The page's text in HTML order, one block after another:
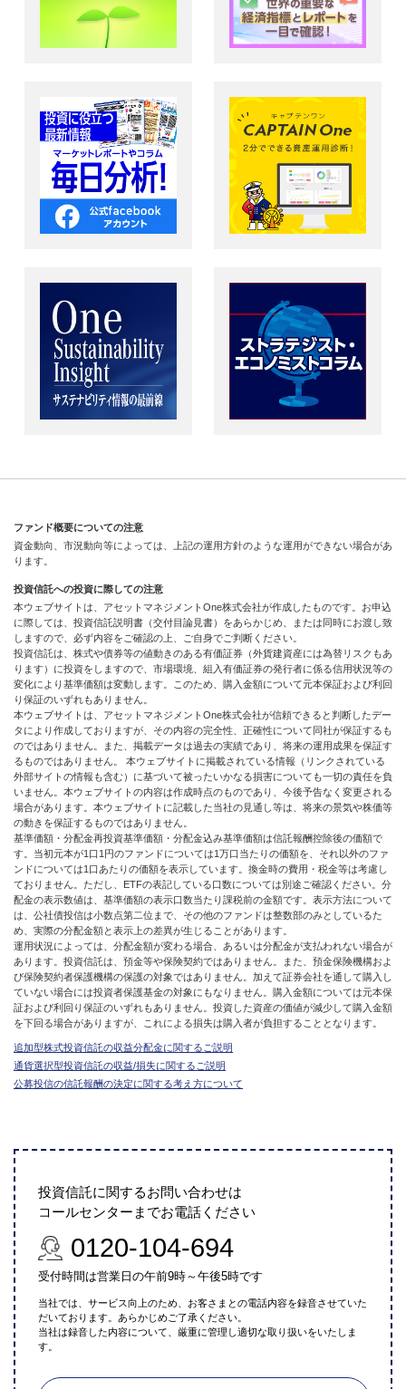
ファンド概要についての注意
資金動向、市況動向等によっては、上記の運用方針のような運用ができない場合があ
ります。
投資信託への投資に際しての注意
本ウェブサイトは、アセットマネジメントOne株式会社が作成したものです。お申込
に際しては、投資信託説明書（交付目論見書）をあらかじめ、または同時にお渡し致
しますので、必ず内容をご確認の上、ご自身でご判断ください。
投資信託は、株式や債券等の値動きのある有価証券（外貨建資産には為替リスクもあ
ります）に投資をしますので、市場環境、組入有価証券の発行者に係る信用状況等の
変化により基準価額は変動します。このため、購入金額について元本保証および利回
り保証のいずれもありません。
本ウェブサイトは、アセットマネジメントOne株式会社が信頼できると判断したデー
タにより作成しておりますが、その内容の完全性、正確性について同社が保証するも
のではありません。また、掲載データは過去の実績であり、将来の運用成果を保証す
るものではありません。 本ウェブサイトに掲載されている情報（リンクされている
外部サイトの情報も含む）に基づいて被ったいかなる損害についても一切の責任を負
いません。本ウェブサイトの内容は作成時点のものであり、今後予告なく変更される
場合があります。本ウェブサイトに記載した当社の見通し等は、将来の景気や株価等
の動きを保証するものではありません。
基準価額・分配金再投資基準価額・分配金込み基準価額は信託報酬控除後の価額で
す。当初元本が1口1円のファンドについては1万口当たりの価額を、それ以外のファ
ンドについては1口あたりの価額を表示しています。換金時の費用・税金等は考慮し
ておりません。ただし、ETFの表記している口数については別途ご確認ください。分
配金の表示数値は、基準価額の表示口数当たり課税前の金額です。表示方法について
は、公社債投信は小数点第二位まで、その他のファンドは整数部のみとしているた
め、実際の分配金額と表示上の差異が生じることがあります。
運用状況によっては、分配金額が変わる場合、あるいは分配金が支払われない場合が
あります。投資信託は、預金等や保険契約ではありません。また、預金保険機構およ
び保険契約者保護機構の保護の対象ではありません。加えて証券会社を通して購入し
ていない場合には投資者保護基金の対象にもなりません。購入金額については元本保
証および利回り保証のいずれもありません。投資した資産の価値が減少して購入金額
を下回る場合がありますが、これによる損失は購入者が負担することとなります。
追加型株式投資信託の収益分配金に関するご説明
通貨選択型投資信託の収益/損失に関するご説明
公募投信の信託報酬の決定に関する考え方について
投資信託に関するお問い合わせは
コールセンターまでお電話ください
0120-104-694
受付時間は営業日の午前9時～午後5時です
当社では、サービス向上のため、お客さまとの電話内容を録音させていた
だいております。あらかじめご了承ください。
当社は録音した内容について、厳重に管理し適切な取り扱いをいたしま
す。